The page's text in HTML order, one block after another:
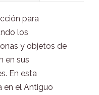
para
los
y objetos de
en sus
En esta
en el Antiguo